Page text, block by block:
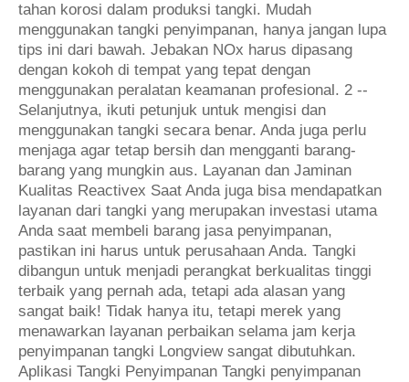
tahan korosi dalam produksi tangki. Mudah
menggunakan tangki penyimpanan, hanya jangan lupa
tips ini dari bawah. Jebakan NOx harus dipasang
dengan kokoh di tempat yang tepat dengan
menggunakan peralatan keamanan profesional. 2 --
Selanjutnya, ikuti petunjuk untuk mengisi dan
menggunakan tangki secara benar. Anda juga perlu
menjaga agar tetap bersih dan mengganti barang-
barang yang mungkin aus. Layanan dan Jaminan
Kualitas Reactivex Saat Anda juga bisa mendapatkan
layanan dari tangki yang merupakan investasi utama
Anda saat membeli barang jasa penyimpanan,
pastikan ini harus untuk perusahaan Anda. Tangki
dibangun untuk menjadi perangkat berkualitas tinggi
terbaik yang pernah ada, tetapi ada alasan yang
sangat baik! Tidak hanya itu, tetapi merek yang
menawarkan layanan perbaikan selama jam kerja
penyimpanan tangki Longview sangat dibutuhkan.
Aplikasi Tangki Penyimpanan Tangki penyimpanan